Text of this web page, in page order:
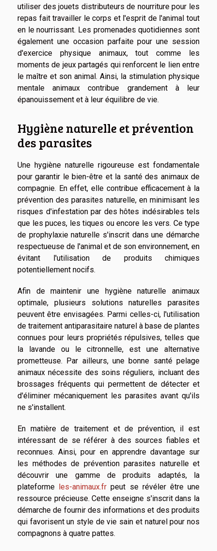
utiliser des jouets distributeurs de nourriture pour les
repas fait travailler le corps et l'esprit de l'animal tout
en le nourrissant. Les promenades quotidiennes sont
également une occasion parfaite pour une session
d'exercice physique animaux, tout comme les
moments de jeux partagés qui renforcent le lien entre
le maître et son animal. Ainsi, la stimulation physique
mentale animaux contribue grandement à leur
épanouissement et à leur équilibre de vie.
Hygiène naturelle et prévention
des parasites
Une hygiène naturelle rigoureuse est fondamentale
pour garantir le bien-être et la santé des animaux de
compagnie. En effet, elle contribue efficacement à la
prévention des parasites naturelle, en minimisant les
risques d'infestation par des hôtes indésirables tels
que les puces, les tiques ou encore les vers. Ce type
de prophylaxie naturelle s'inscrit dans une démarche
respectueuse de l'animal et de son environnement, en
évitant l'utilisation de produits chimiques
potentiellement nocifs.
Afin de maintenir une hygiène naturelle animaux
optimale, plusieurs solutions naturelles parasites
peuvent être envisagées. Parmi celles-ci, l'utilisation
de traitement antiparasitaire naturel à base de plantes
connues pour leurs propriétés répulsives, telles que
la lavande ou le citronnelle, est une alternative
prometteuse. Par ailleurs, une bonne santé pelage
animaux nécessite des soins réguliers, incluant des
brossages fréquents qui permettent de détecter et
d'éliminer mécaniquement les parasites avant qu'ils
ne s'installent.
En matière de traitement et de prévention, il est
intéressant de se référer à des sources fiables et
reconnues. Ainsi, pour en apprendre davantage sur
les méthodes de prévention parasites naturelle et
découvrir une gamme de produits adaptés, la
plateforme les-animaux.fr peut se révéler être une
ressource précieuse. Cette enseigne s'inscrit dans la
démarche de fournir des informations et des produits
qui favorisent un style de vie sain et naturel pour nos
compagnons à quatre pattes.